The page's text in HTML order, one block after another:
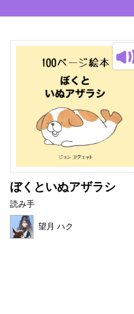
ぼくといぬアザラシ
読み手
望月 ハク